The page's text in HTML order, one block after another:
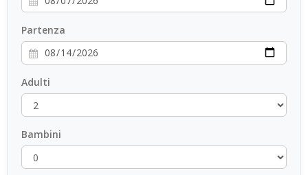
Partenza
Adulti
Bambini